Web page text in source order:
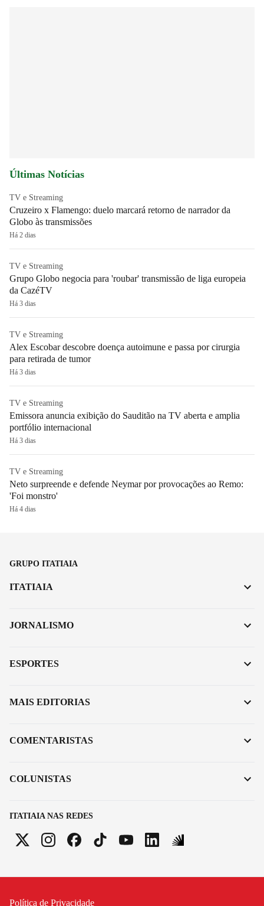
Últimas Notícias
TV e Streaming
Cruzeiro x Flamengo: duelo marcará retorno de narrador da
Globo às transmissões
Há 2 dias
TV e Streaming
Grupo Globo negocia para 'roubar' transmissão de liga europeia
da CazéTV
Há 3 dias
TV e Streaming
Alex Escobar descobre doença autoimune e passa por cirurgia
para retirada de tumor
Há 3 dias
TV e Streaming
Emissora anuncia exibição do Sauditão na TV aberta e amplia
portfólio internacional
Há 3 dias
TV e Streaming
Neto surpreende e defende Neymar por provocações ao Remo:
'Foi monstro'
Há 4 dias
GRUPO ITATIAIA
ITATIAIA NAS REDES
ITATIAIA
JORNALISMO
ESPORTES
MAIS EDITORIAS
COMENTARISTAS
COLUNISTAS
Política de Privacidade